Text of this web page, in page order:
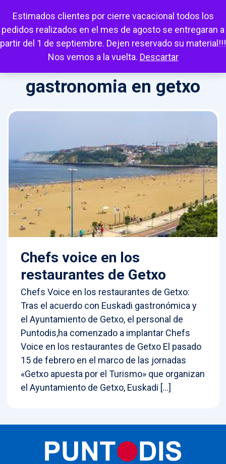
Estimados clientes por cierre vacacional todos los
pedidos realizados en el mes de agosto se entregaran a
partir del 1 de septiembre. Dejen reservado su material!!!
Nos vemos a la vuelta. Descartar
Mi cuenta Carrito Favoritos Escuchar
gastronomia en getxo
Chefs voice en los
restaurantes de Getxo
Chefs Voice en los restaurantes de Getxo:
Tras el acuerdo con Euskadi gastronómica y
el Ayuntamiento de Getxo, el personal de
Puntodis,ha comenzado a implantar Chefs
Voice en los restaurantes de Getxo El pasado
15 de febrero en el marco de las jornadas
«Getxo apuesta por el Turismo» que organizan
el Ayuntamiento de Getxo, Euskadi […]